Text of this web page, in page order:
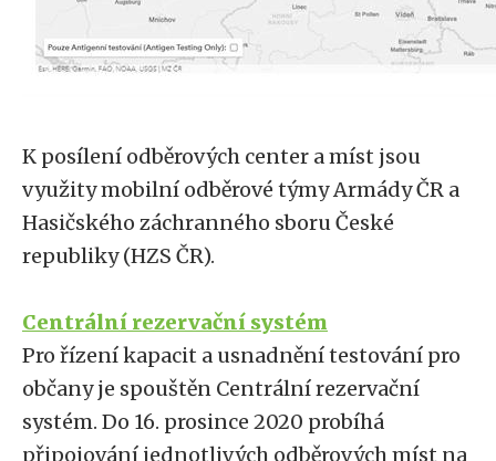
K posílení odběrových center a míst jsou
využity mobilní odběrové týmy Armády ČR a
Hasičského záchranného sboru České
republiky (HZS ČR).
Centrální rezervační systém
Pro řízení kapacit a usnadnění testování pro
občany je spouštěn Centrální rezervační
systém. Do 16. prosince 2020 probíhá
připojování jednotlivých odběrových míst na